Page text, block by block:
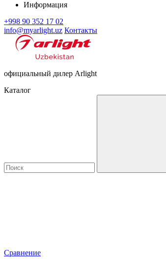
Информация
+998 90 352 17 02
info@myarlight.uz Контакты
официальный дилер Arlight
Каталог
Сравнение